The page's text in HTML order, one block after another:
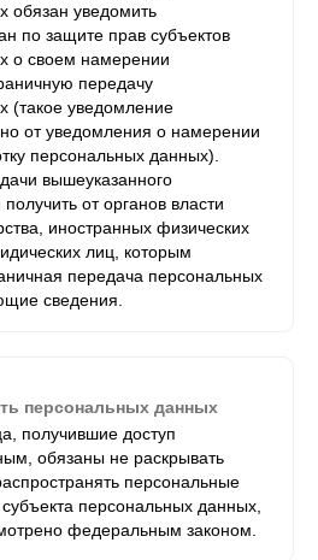
обязан уведомить
по защите прав субъектов
о своем намерении
передачу
(такое уведомление
от уведомления о намерении
персональных данных).
вышеуказанного
от органов власти
иностранных физических
лиц, которым
передача персональных
сведения.
персональных данных
получившие доступ
обязаны не раскрывать
персональные
персональных данных,
федеральным законом.